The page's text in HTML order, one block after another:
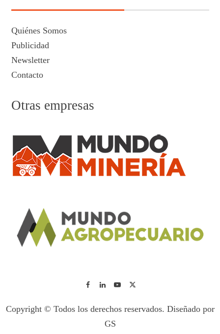
Quiénes Somos
Publicidad
Newsletter
Contacto
Otras empresas
Copyright © Todos los derechos reservados. Diseñado por
GS